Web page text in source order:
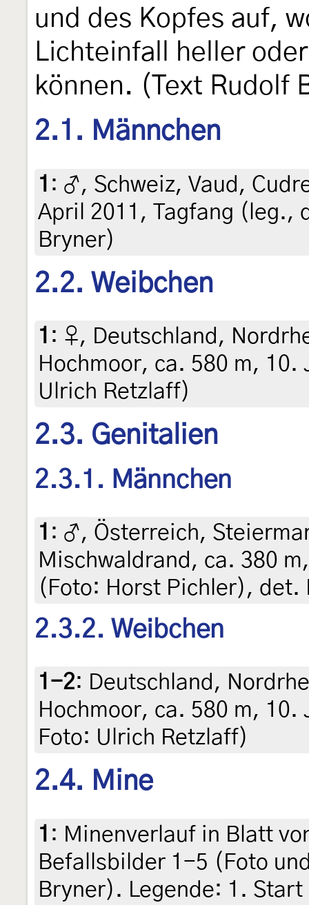
und des Kopfes auf,
Lichteinfall heller
können. (Text Rudolf
2.1. Männchen
1 : ♂, Schweiz, Vaud,
April 2011, Tagfang (leg.,
Bryner)
2.2. Weibchen
1 : ♀, Deutschland,
Hochmoor, ca. 580 m,
Ulrich Retzlaff)
2.3. Genitalien
2.3.1. Männchen
1 : ♂, Österreich,
Mischwaldrand, ca. 380
(Foto: Horst Pichler), det.
2.3.2. Weibchen
1-2: Deutschland,
Hochmoor, ca. 580 m,
Foto: Ulrich Retzlaff)
2.4. Mine
1 : Minenverlauf in Blatt
Befallsbilder 1-5 (Foto
Bryner). Legende: 1.